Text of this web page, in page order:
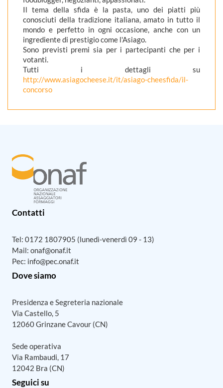
Il tema della sfida è la pasta, uno dei piatti più
conosciuti della tradizione italiana, amato in tutto il
mondo e perfetto in ogni occasione, anche con un
ingrediente di prestigio come l'Asiago.
Sono previsti premi sia per i partecipanti che per i
votanti.
Tutti i dettagli su
http://www.asiagocheese.it/it/asiago-cheesfida/il-
concorso
Contatti
Tel: 0172 1807905 (lunedì-venerdì 09 - 13)
Mail: onaf@onaf.it
Pec: info@pec.onaf.it
Dove siamo
Presidenza e Segreteria nazionale
Via Castello, 5
12060 Grinzane Cavour (CN)
Sede operativa
Via Rambaudi, 17
12042 Bra (CN)
Seguici su